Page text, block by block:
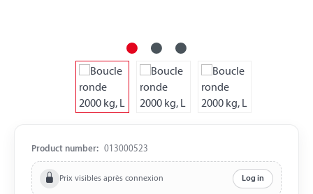
Product number: 013000523
Prix visibles après connexion Log in